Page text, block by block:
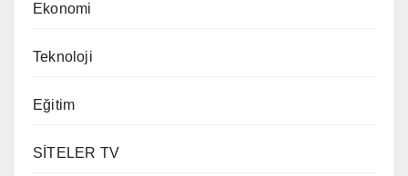
Ekonomi
Teknoloji
Eğitim
SİTELER TV